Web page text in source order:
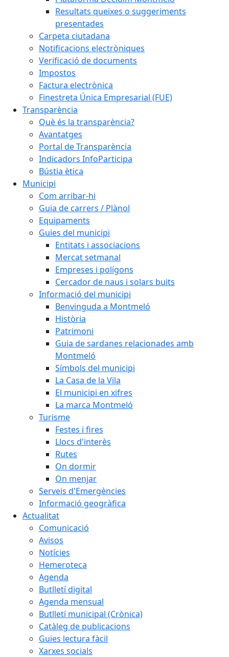
Resultats queixes o suggeriments
presentades
Carpeta ciutadana
Notificacions electròniques
Verificació de documents
Impostos
Factura electrònica
Finestreta Única Empresarial (FUE)
Transparència
Què és la transparència?
Avantatges
Portal de Transparència
Indicadors InfoParticipa
Bústia ètica
Municipi
Com arribar-hi
Guia de carrers / Plànol
Equipaments
Guies del municipi
Entitats i associacions
Mercat setmanal
Empreses i polígons
Cercador de naus i solars buits
Informació del municipi
Benvinguda a Montmeló
Història
Patrimoni
Guia de sardanes relacionades amb
Montmeló
Símbols del municipi
La Casa de la Vila
El municipi en xifres
La marca Montmeló
Turisme
Festes i fires
Llocs d'interès
Rutes
On dormir
On menjar
Serveis d'Emergències
Informació geogràfica
Actualitat
Comunicació
Avisos
Notícies
Hemeroteca
Agenda
Butlletí digital
Agenda mensual
Butlletí municipal (Crònica)
Catàleg de publicacions
Guies lectura fàcil
Xarxes socials